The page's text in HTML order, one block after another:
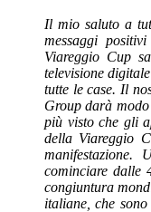
Il mio saluto a
messaggi
Viareggio Cup
televisione
tutte le case. Il
Group darà
più visto che gli
della Viareggio
cominciare dalle
congiuntura
italiane, che